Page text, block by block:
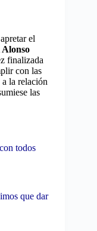
el
finalizada
con las
la relación
las
todos
que dar